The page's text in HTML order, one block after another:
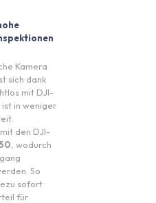
Kamera
sich dank
mit DJI-
in weniger
den DJI-
, wodurch
So
sofort
für